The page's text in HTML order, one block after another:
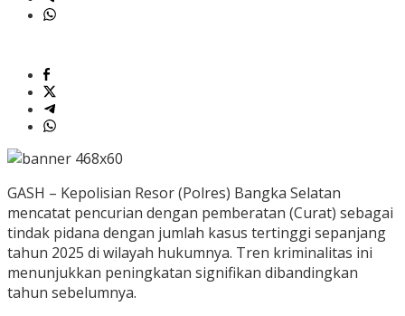
GASH – Kepolisian Resor (Polres) Bangka Selatan
mencatat pencurian dengan pemberatan (Curat) sebagai
tindak pidana dengan jumlah kasus tertinggi sepanjang
tahun 2025 di wilayah hukumnya. Tren kriminalitas ini
menunjukkan peningkatan signifikan dibandingkan
tahun sebelumnya.